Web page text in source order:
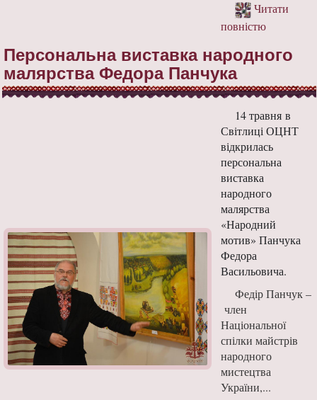
Читати
повністю
Персональна виставка народного
малярства Федора Панчука
14 травня в
Світлиці ОЦНТ
відкрилась
персональна
виставка
народного
малярства
«Народний
мотив» Панчука
Федора
Васильовича.
Федір Панчук –
член
Національної
спілки майстрів
народного
мистецтва
України,...